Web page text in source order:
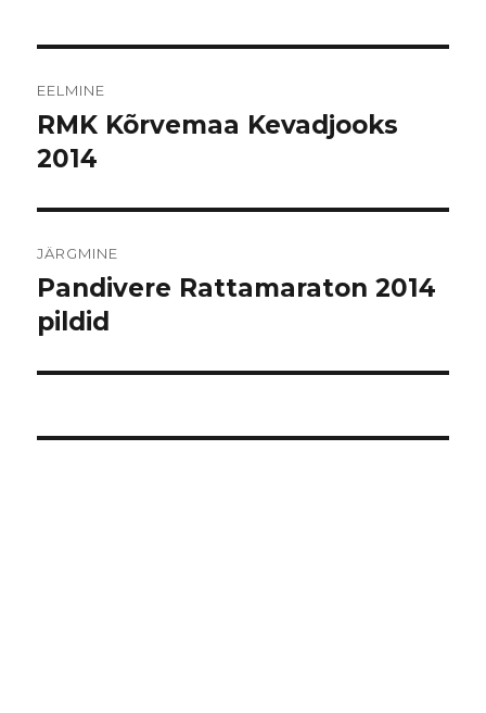
EELMINE
Eelmine
postitus:
RMK Kõrvemaa Kevadjooks
2014
JÄRGMINE
Järgmine
postitus:
Pandivere Rattamaraton 2014
pildid